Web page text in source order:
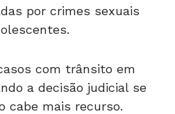
por crimes sexuais
com trânsito em
a decisão judicial se
cabe mais recurso.